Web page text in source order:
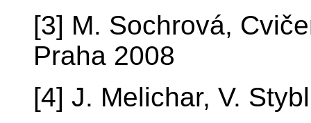
[3] M. Sochrová,
Praha 2008
[4] J. Melichar, V.